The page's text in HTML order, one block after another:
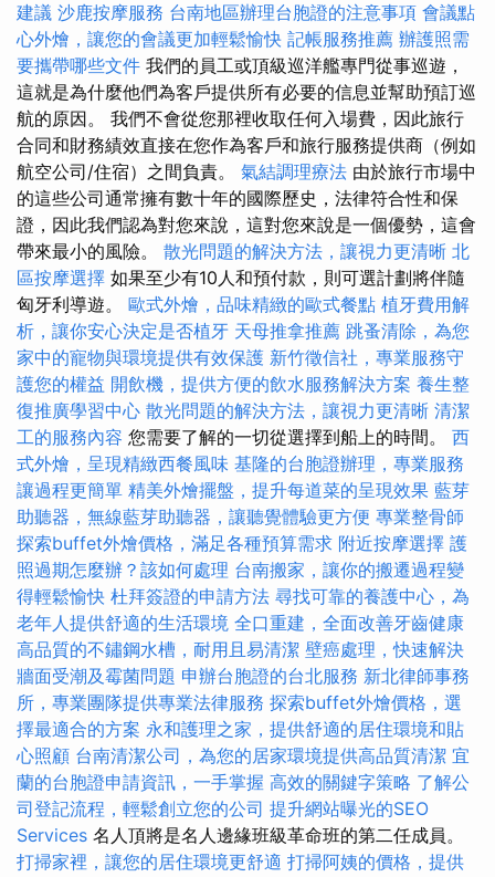
建議 沙鹿按摩服務 台南地區辦理台胞證的注意事項 會議點
心外燴，讓您的會議更加輕鬆愉快 記帳服務推薦 辦護照需
要攜帶哪些文件 我們的員工或頂級巡洋艦專門從事巡遊，
這就是為什麼他們為客戶提供所有必要的信息並幫助預訂巡
航的原因。 我們不會從您那裡收取任何入場費，因此旅行
合同和財務績效直接在您作為客戶和旅行服務提供商（例如
航空公司/住宿）之間負責。 氣結調理療法 由於旅行市場中
的這些公司通常擁有數十年的國際歷史，法律符合性和保
證，因此我們認為對您來說，這對您來說是一個優勢，這會
帶來最小的風險。 散光問題的解決方法，讓視力更清晰 北
區按摩選擇 如果至少有10人和預付款，則可選計劃將伴隨
匈牙利導遊。 歐式外燴，品味精緻的歐式餐點 植牙費用解
析，讓你安心決定是否植牙 天母推拿推薦 跳蚤清除，為您
家中的寵物與環境提供有效保護 新竹徵信社，專業服務守
護您的權益 開飲機，提供方便的飲水服務解決方案 養生整
復推廣學習中心 散光問題的解決方法，讓視力更清晰 清潔
工的服務內容 您需要了解的一切從選擇到船上的時間。 西
式外燴，呈現精緻西餐風味 基隆的台胞證辦理，專業服務
讓過程更簡單 精美外燴擺盤，提升每道菜的呈現效果 藍芽
助聽器，無線藍芽助聽器，讓聽覺體驗更方便 專業整骨師
探索buffet外燴價格，滿足各種預算需求 附近按摩選擇 護
照過期怎麼辦？該如何處理 台南搬家，讓你的搬遷過程變
得輕鬆愉快 杜拜簽證的申請方法 尋找可靠的養護中心，為
老年人提供舒適的生活環境 全口重建，全面改善牙齒健康
高品質的不鏽鋼水槽，耐用且易清潔 壁癌處理，快速解決
牆面受潮及霉菌問題 申辦台胞證的台北服務 新北律師事務
所，專業團隊提供專業法律服務 探索buffet外燴價格，選
擇最適合的方案 永和護理之家，提供舒適的居住環境和貼
心照顧 台南清潔公司，為您的居家環境提供高品質清潔 宜
蘭的台胞證申請資訊，一手掌握 高效的關鍵字策略 了解公
司登記流程，輕鬆創立您的公司 提升網站曝光的SEO
Services 名人頂將是名人邊緣班級革命班的第二任成員。
打掃家裡，讓您的居住環境更舒適 打掃阿姨的價格，提供